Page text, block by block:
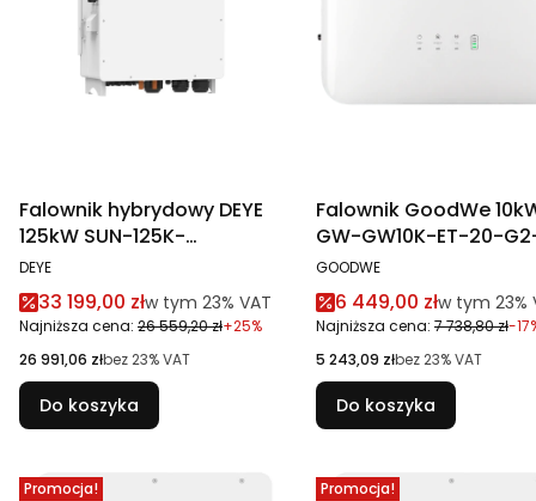
Falownik hybrydowy DEYE
125kW SUN-125K-
SG02HP3-EU-GM10 3-
fazowy
wysokonapięciowy
PRODUCENT
DEYE
Cena promocyjna brutto
33 199,00 złw tym %s VAT
w tym 23% VAT
Najniższa cena: 26 559,20 zł+25%
Cena netto
26 991,06 złbez 23% VAT
Do koszyka
Falownik GoodWe
GW-GW10K-ET-20-
G2
PRODUCENT
GOODWE
Cena promocyjna
6 449,00 złw tym %s
w tym 23%
Najniższa cena: 7 738,80 zł-
Cena netto
5 243,09 złbez 23% VAT
Do koszyka
Promocja!
Promocja!